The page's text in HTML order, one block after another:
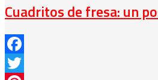
Cuadritos de fresa: un
Facebook